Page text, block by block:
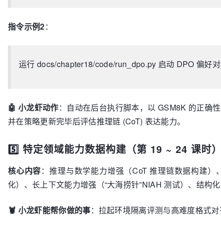
指令示例2：
运行 docs/chapter18/code/run_dpo.py 启动 DPO 偏好
🤖 小龙虾动作：自动在后台执行脚本，以 GSM8K 的正确
并在策略更新完毕后评估推理链 (CoT) 表达能力。
5️⃣ 特定领域能力数据构建（第 19 ~ 24 课时
核心内容：推理与数学能力增强（CoT 推理链数据构建
化）、长上下文能力增强（“大海捞针”NIAH 测试）、结构
🦞 小龙虾能帮你做的事：拉起环境隔离评测与高难度格式